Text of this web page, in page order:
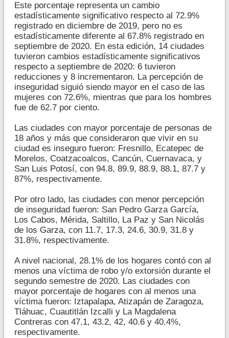
Este porcentaje representa un cambio
estadísticamente significativo respecto al 72.9%
registrado en diciembre de 2019, pero no es
estadísticamente diferente al 67.8% registrado en
septiembre de 2020. En esta edición, 14 ciudades
tuvieron cambios estadísticamente significativos
respecto a septiembre de 2020: 6 tuvieron
reducciones y 8 incrementaron. La percepción de
inseguridad siguió siendo mayor en el caso de las
mujeres con 72.6%, mientras que para los hombres
fue de 62.7 por ciento.
Las ciudades con mayor porcentaje de personas de
18 años y más que consideraron que vivir en su
ciudad es inseguro fueron: Fresnillo, Ecatepec de
Morelos, Coatzacoalcos, Cancún, Cuernavaca, y
San Luis Potosí, con 94.8, 89.9, 88.9, 88.1, 87.7 y
87%, respectivamente.
Por otro lado, las ciudades con menor percepción
de inseguridad fueron: San Pedro Garza García,
Los Cabos, Mérida, Saltillo, La Paz y San Nicolás
de los Garza, con 11.7, 17.3, 24.6, 30.9, 31.8 y
31.8%, respectivamente.
A nivel nacional, 28.1% de los hogares contó con al
menos una víctima de robo y/o extorsión durante el
segundo semestre de 2020. Las ciudades con
mayor porcentaje de hogares con al menos una
víctima fueron: Iztapalapa, Atizapán de Zaragoza,
Tláhuac, Cuautitlán Izcalli y La Magdalena
Contreras con 47.1, 43.2, 42, 40.6 y 40.4%,
respectivamente.